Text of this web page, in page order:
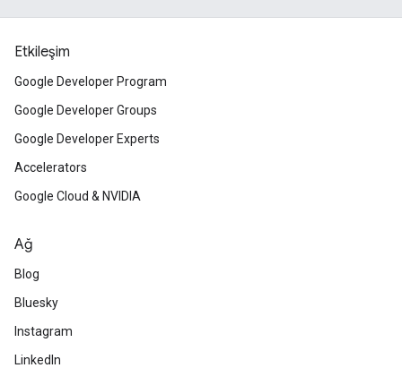
Etkileşim
Google Developer Program
Google Developer Groups
Google Developer Experts
Accelerators
Google Cloud & NVIDIA
Ağ
Blog
Bluesky
Instagram
LinkedIn